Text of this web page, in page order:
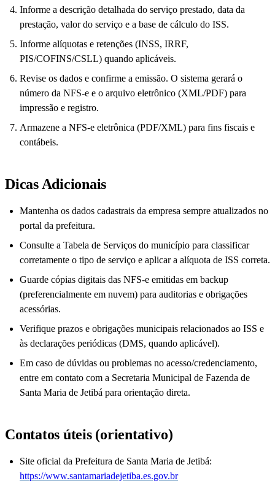
Informe a descrição detalhada do serviço prestado, data da
prestação, valor do serviço e a base de cálculo do ISS.
Informe alíquotas e retenções (INSS, IRRF,
PIS/COFINS/CSLL) quando aplicáveis.
Revise os dados e confirme a emissão. O sistema gerará o
número da NFS-e e o arquivo eletrônico (XML/PDF) para
impressão e registro.
Armazene a NFS-e eletrônica (PDF/XML) para fins fiscais e
contábeis.
Dicas Adicionais
Mantenha os dados cadastrais da empresa sempre atualizados no
portal da prefeitura.
Consulte a Tabela de Serviços do município para classificar
corretamente o tipo de serviço e aplicar a alíquota de ISS correta.
Guarde cópias digitais das NFS-e emitidas em backup
(preferencialmente em nuvem) para auditorias e obrigações
acessórias.
Verifique prazos e obrigações municipais relacionados ao ISS e
às declarações periódicas (DMS, quando aplicável).
Em caso de dúvidas ou problemas no acesso/credenciamento,
entre em contato com a Secretaria Municipal de Fazenda de
Santa Maria de Jetibá para orientação direta.
Contatos úteis (orientativo)
Site oficial da Prefeitura de Santa Maria de Jetibá:
https://www.santamariadejetiba.es.gov.br